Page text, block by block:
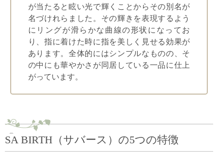
が当たると眩い光で輝くことからその別名が
名づけれらました。その輝きを表現するよう
にリングが滑らかな曲線の形状になってお
り、指に着けた時に指を美しく見せる効果が
あります。全体的にはシンプルなものの、そ
の中にも華やかさが同居している一品に仕上
がっています。
SA BIRTH（サバース）の5つの特徴